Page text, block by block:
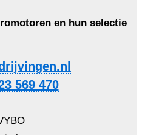
en hun selectie
569 470